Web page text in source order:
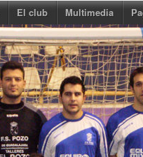
El club Multimedia